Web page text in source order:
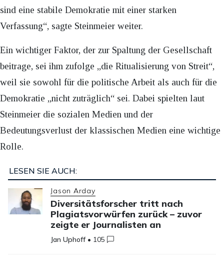
sind eine stabile Demokratie mit einer starken
Verfassung“, sagte Steinmeier weiter.
Ein wichtiger Faktor, der zur Spaltung der Gesellschaft
beitrage, sei ihm zufolge „die Ritualisierung von Streit“,
weil sie sowohl für die politische Arbeit als auch für die
Demokratie „nicht zuträglich“ sei. Dabei spielten laut
Steinmeier die sozialen Medien und der
Bedeutungsverlust der klassischen Medien eine wichtige
Rolle.
LESEN SIE AUCH:
Jason Arday
Diversitätsforscher tritt nach
Plagiatsvorwürfen zurück – zuvor
zeigte er Journalisten an
Jan Uphoff • 105